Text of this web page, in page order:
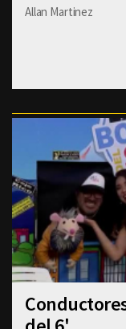
Allan Martinez